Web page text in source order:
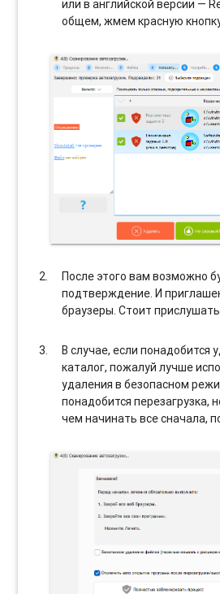
или в английской версии —
общем, жмем красную
После этого вам возможно
подтверждение. И
браузеры. Стоит
В случае, если понадобится
каталог, пожалуй лучше
удаления в безопасном
понадобится перезагрузка,
чем начинать все сначала,